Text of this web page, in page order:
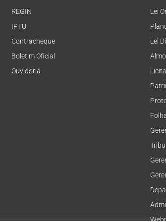
REGIN
IPTU
Contracheque
Boletim Oficial
Ouvidoria
Lei
Lei